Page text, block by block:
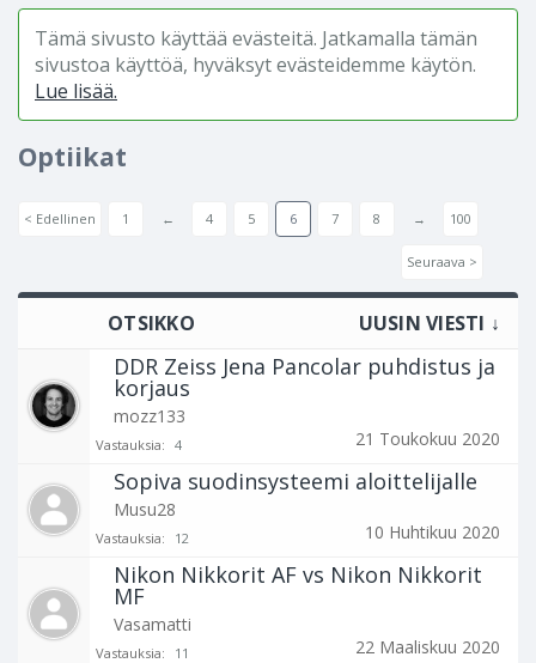
Tämä sivusto käyttää evästeitä. Jatkamalla tämän
sivustoa käyttöä, hyväksyt evästeidemme käytön.
Lue lisää.
Optiikat
< Edellinen 1 ← 4 5 6 7 8 → 100
Seuraava >
OTSIKKO UUSIN VIESTI ↓
DDR Zeiss Jena Pancolar puhdistus ja
korjaus
mozz133
Vastauksia: 4 21 Toukokuu 2020
Sopiva suodinsysteemi aloittelijalle
Musu28
Vastauksia: 12 10 Huhtikuu 2020
Nikon Nikkorit AF vs Nikon Nikkorit
MF
Vasamatti
Vastauksia: 11 22 Maaliskuu 2020